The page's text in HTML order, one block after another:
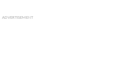
ADVERTISEMENT